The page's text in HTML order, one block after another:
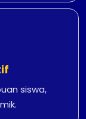
siswa,